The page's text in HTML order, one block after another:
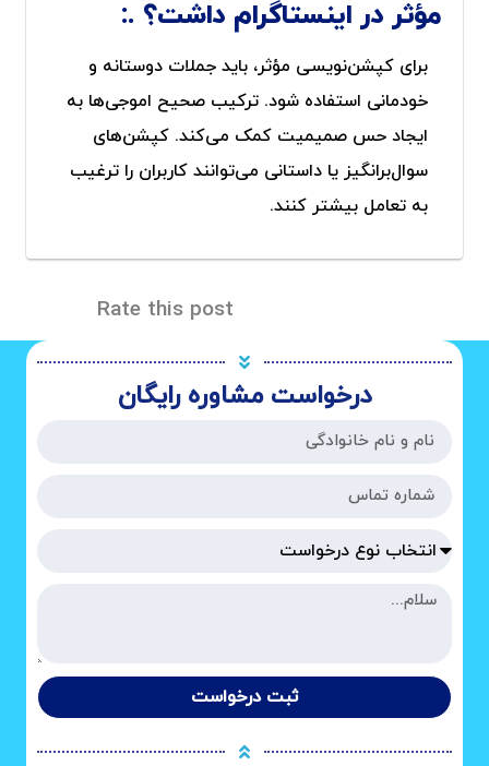
درخواست مشاوره رایگان
ثبت درخواست
مؤثر در اینستاگرام داشت؟
برای کپشن‌نویسی مؤثر، باید جملات دوستانه و
خودمانی استفاده شود. ترکیب صحیح اموجی‌ها به
ایجاد حس صمیمیت کمک می‌کند. کپشن‌های
سوال‌برانگیز یا داستانی می‌توانند کاربران را ترغیب
به تعامل بیشتر کنند.
Rate this post